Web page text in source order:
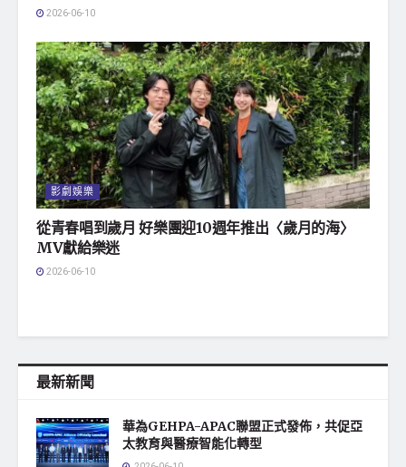
2026-06-10
影劇娛樂
從青春唱到歲月 好樂團迎10週年推出〈歲月的海〉
MV獻給樂迷
2026-06-10
最新新聞
華為GEHPA-APAC聯盟正式發佈，共促亞
太教育與醫療智能化轉型